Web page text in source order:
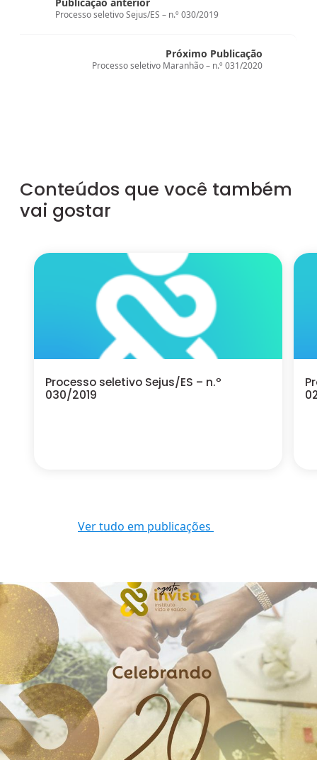
Processo seletivo Sejus/ES – n.º 030/2019
Próximo Publicação
Processo seletivo Maranhão – n.º 031/2020
Conteúdos que você também
vai gostar
Processo seletivo Sejus/ES – n.º
030/2019
Ver tudo em publicações